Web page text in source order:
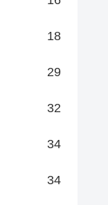
18
29
32
34
34